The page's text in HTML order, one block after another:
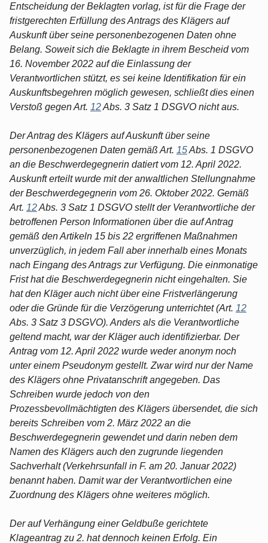
Entscheidung der Beklagten vorlag, ist für die Frage der
fristgerechten Erfüllung des Antrags des Klägers auf
Auskunft über seine personenbezogenen Daten ohne
Belang. Soweit sich die Beklagte in ihrem Bescheid vom
16. November 2022 auf die Einlassung der
Verantwortlichen stützt, es sei keine Identifikation für ein
Auskunftsbegehren möglich gewesen, schließt dies einen
Verstoß gegen Art. 12Abs. 3 Satz 1 DSGVO nicht aus.
Der Antrag des Klägers auf Auskunft über seine
personenbezogenen Daten gemäß Art. 15Abs. 1 DSGVO
an die Beschwerdegegnerin datiert vom 12. April 2022.
Auskunft erteilt wurde mit der anwaltlichen Stellungnahme
der Beschwerdegegnerin vom 26. Oktober 2022. Gemäß
Art. 12Abs. 3 Satz 1 DSGVO stellt der Verantwortliche der
betroffenen Person Informationen über die auf Antrag
gemäß den Artikeln 15 bis 22 ergriffenen Maßnahmen
unverzüglich, in jedem Fall aber innerhalb eines Monats
nach Eingang des Antrags zur Verfügung. Die einmonatige
Frist hat die Beschwerdegegnerin nicht eingehalten. Sie
hat den Kläger auch nicht über eine Fristverlängerung
oder die Gründe für die Verzögerung unterrichtet (Art. 12
Abs. 3 Satz 3 DSGVO). Anders als die Verantwortliche
geltend macht, war der Kläger auch identifizierbar. Der
Antrag vom 12. April 2022 wurde weder anonym noch
unter einem Pseudonym gestellt. Zwar wird nur der Name
des Klägers ohne Privatanschrift angegeben. Das
Schreiben wurde jedoch von den
Prozessbevollmächtigten des Klägers übersendet, die sich
bereits Schreiben vom 2. März 2022 an die
Beschwerdegegnerin gewendet und darin neben dem
Namen des Klägers auch den zugrunde liegenden
Sachverhalt (Verkehrsunfall in F. am 20. Januar 2022)
benannt haben. Damit war der Verantwortlichen eine
Zuordnung des Klägers ohne weiteres möglich.
Der auf Verhängung einer Geldbuße gerichtete
Klageantrag zu 2. hat dennoch keinen Erfolg. Ein